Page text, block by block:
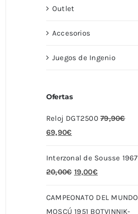
Outlet
Accesorios
Juegos de Ingenio
Ofertas
Reloj DGT2500 79,90€
El
original
era:
69,90€
actual
es:
Interzonal de Sousse 1967
20,00€ El
original
19,00€El
actual
CAMPEONATO DEL MUNDO
MOSCÚ 1951 BOTVINNIK-